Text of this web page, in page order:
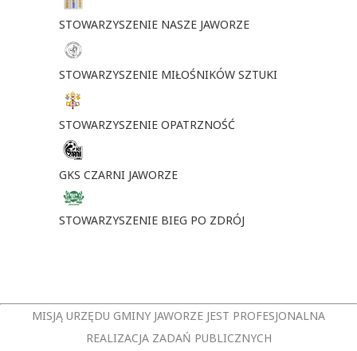
STOWARZYSZENIE NASZE JAWORZE
STOWARZYSZENIE MIŁOŚNIKÓW SZTUKI
STOWARZYSZENIE OPATRZNOŚĆ
GKS CZARNI JAWORZE
STOWARZYSZENIE BIEG PO ZDRÓJ
MISJĄ URZĘDU GMINY JAWORZE JEST PROFESJONALNA
REALIZACJA ZADAŃ PUBLICZNYCH